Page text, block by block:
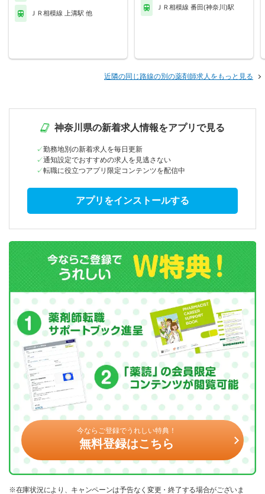
ＪＲ相模線 上溝駅 他
ＪＲ相模線 番田(神奈川)駅
近隣の同じ路線の別の薬剤師求人をもっと見る
神奈川県の新着求人情報をアプリで見る
勤務地別の新着求人を毎日更新
通知設定でおすすめの求人を見逃さない
転職に役立つアプリ限定コンテンツを配信中
アプリをインストールする
今ならご登録でうれしい特典！
無料登録はこちら
※在庫状況により、キャンペーンは予告なく変更・終了する場合がございま